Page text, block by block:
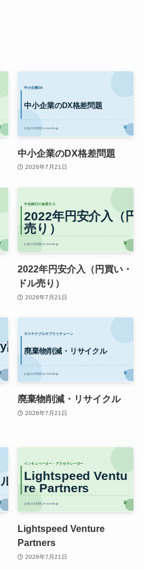
中小企業のDX格差問題
2026年7月21日
2022年円安介入（円買い・
ドル売り）
2026年7月21日
廃棄物削減・リサイクル
2026年7月21日
Lightspeed Venture
Partners
2026年7月21日